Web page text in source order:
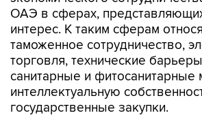
ОАЭ в сферах,
интерес. К таким сферам
таможенное сотрудничество,
торговля, технические
санитарные и фитосанитарные
интеллектуальную
государственные закупки.